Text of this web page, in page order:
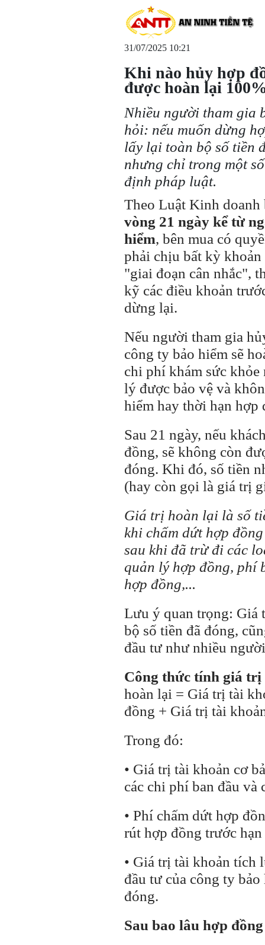
31/07/2025 10:21
Khi nào hủy hợp
được hoàn lại
Nhiều người tham gia
hỏi: nếu muốn dừng
lấy lại toàn bộ số tiền
nhưng chỉ trong một
định pháp luật.
Theo Luật Kinh
vòng 21 ngày kể từ
hiểm, bên mua có
phải chịu bất kỳ
"giai đoạn cân nhắc",
kỹ các điều khoản
dừng lại.
Nếu người tham gia
công ty bảo hiểm sẽ
chi phí khám sức
lý được bảo vệ và
hiểm hay thời hạn hợp
Sau 21 ngày, nếu
đồng, sẽ không còn
đóng. Khi đó, số tiền
(hay còn gọi là giá trị
Giá trị hoàn lại là số
khi chấm dứt hợp
sau khi đã trừ đi các
quản lý hợp đồng, phí
hợp đồng,...
Lưu ý quan trọng: Giá
bộ số tiền đã đóng,
đầu tư như nhiều
Công thức tính giá
hoàn lại = Giá trị tài
đồng + Giá trị tài
Trong đó:
• Giá trị tài khoản cơ
các chi phí ban đầu
• Phí chấm dứt hợp
rút hợp đồng trước
• Giá trị tài khoản tích
đầu tư của công ty
đóng.
Sau bao lâu hợp